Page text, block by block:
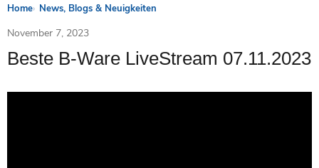
Home News, Blogs & Neuigkeiten
November 7, 2023
Beste B-Ware LiveStream 07.11.2023